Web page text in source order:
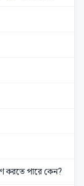
করতে পারে কেন?